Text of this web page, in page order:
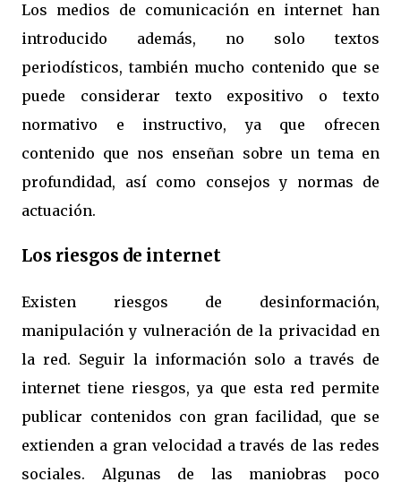
Los medios de comunicación en internet han
introducido además, no solo textos
periodísticos, también mucho contenido que se
puede considerar texto expositivo o texto
normativo e instructivo, ya que ofrecen
contenido que nos enseñan sobre un tema en
profundidad, así como consejos y normas de
actuación.
Los riesgos de internet
Existen riesgos de desinformación,
manipulación y vulneración de la privacidad en
la red. Seguir la información solo a través de
internet tiene riesgos, ya que esta red permite
publicar contenidos con gran facilidad, que se
extienden a gran velocidad a través de las redes
sociales. Algunas de las maniobras poco